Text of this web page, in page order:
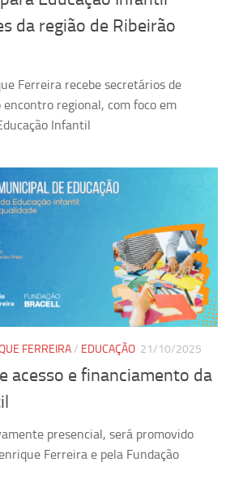
Avançados em Tecnologia e Informação
foco em Populações Vulneráveis
Experimental e Segurança Pública
GPUBLIC – Centro de Estudos em Gestão
Contemporâneas
dos Santos
Sabático Encerrados
Rosa Pereira de Lima
Godoy Bernardo de Oliveira (FDRP)
Eduardo Seron Ruiz
Cristina Severi (FDRP)
de Lima Caneppele
Silveira Porto
da região de Ribeirão
Ferreira recebe secretários de
encontro regional, com foco em
Infantil
FERREIRA/ EDUCAÇÃO 21/10/2025
acesso e financiamento da
presencial, será promovido
Ferreira e pela Fundação